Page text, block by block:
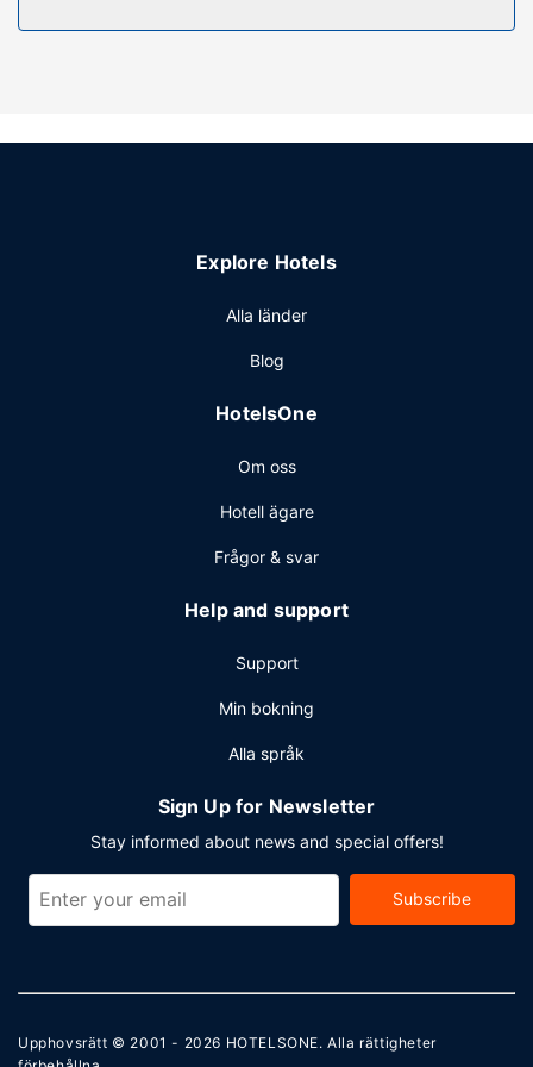
Här erbjuds golfbana, utomhustennisbanor och
reception (öppen dygnet runt) och värdeförvaringsskåp i
Explore Hotels
Alla länder
Blog
HotelsOne
Om oss
Hotell ägare
Frågor & svar
Help and support
Support
Min bokning
Alla språk
Sign Up for Newsletter
Stay informed about news and special offers!
Subscribe
Upphovsrätt © 2001 - 2026 HOTELSONE. Alla rättigheter